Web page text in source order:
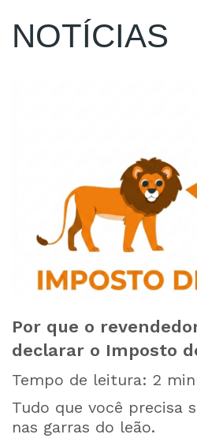
NOTÍCIAS
Por que o
declarar o Imposto
Tempo de leitura: 2
Tudo que você precisa
nas garras do leão.